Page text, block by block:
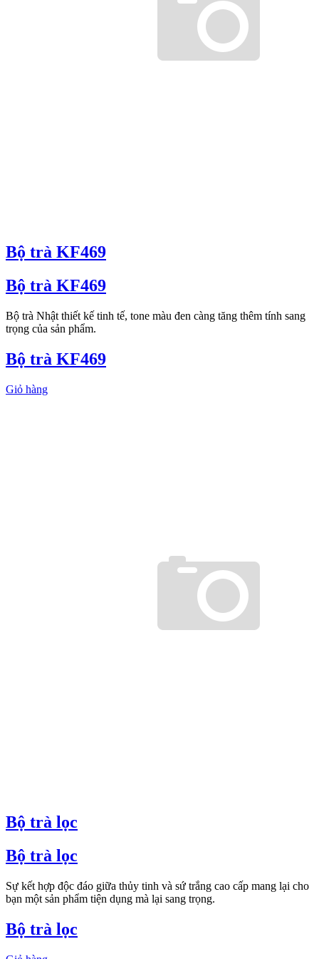
Bộ trà KF469
Bộ trà KF469
Bộ trà Nhật thiết kế tinh tế, tone màu đen càng tăng thêm tính sang
trọng của sản phẩm.
Bộ trà KF469
Giỏ hàng
Bộ trà lọc
Bộ trà lọc
Sự kết hợp độc đáo giữa thủy tinh và sứ trắng cao cấp mang lại cho
bạn một sản phẩm tiện dụng mà lại sang trọng.
Bộ trà lọc